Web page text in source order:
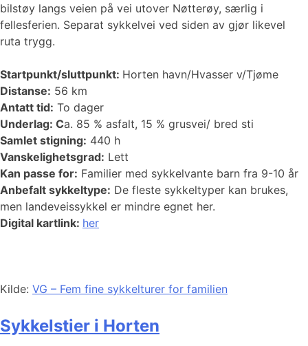
bilstøy langs veien på vei utover Nøtterøy, særlig i
fellesferien. Separat sykkelvei ved siden av gjør likevel
ruta trygg.
Startpunkt/sluttpunkt: Horten havn/Hvasser v/Tjøme
Distanse: 56 km
Antatt tid: To dager
Underlag: Ca. 85 % asfalt, 15 % grusvei/ bred sti
Samlet stigning: 440 h
Vanskelighetsgrad: Lett
Kan passe for: Familier med sykkelvante barn fra 9-10 år
Anbefalt sykkeltype: De fleste sykkeltyper kan brukes,
men landeveissykkel er mindre egnet her.
Digital kartlink: her
Kilde: VG – Fem fine sykkelturer for familien
Sykkelstier i Horten